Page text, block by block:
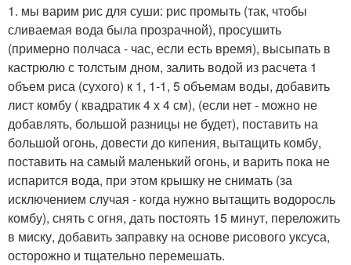
1. мы варим рис для суши: рис промыть (так, чтобы
сливаемая вода была прозрачной), просушить
(примерно полчаса - час, если есть время), высыпать в
кастрюлю с толстым дном, залить водой из расчета 1
объем риса (сухого) к 1, 1-1, 5 объемам воды, добавить
лист комбу ( квадратик 4 х 4 см), (если нет - можно не
добавлять, большой разницы не будет), поставить на
большой огонь, довести до кипения, вытащить комбу,
поставить на самый маленький огонь, и варить пока не
испарится вода, при этом крышку не снимать (за
исключением случая - когда нужно вытащить водоросль
комбу), снять с огня, дать постоять 15 минут, переложить
в миску, добавить заправку на основе рисового уксуса,
осторожно и тщательно перемешать.